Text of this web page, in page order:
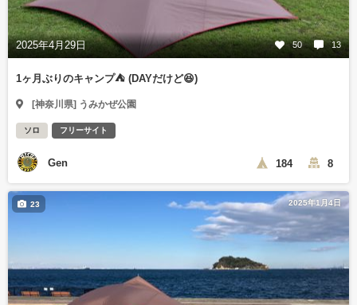
2025年4月29日 50 13
1ヶ月ぶりのキャンプ⛺️ (DAYだけど😆)
[神奈川県] うみかぜ公園
ソロ フリーサイト
Gen 184 8
2025年1月4日
23